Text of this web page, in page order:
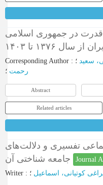
در جمهوری اسلامی
Corresponding Author : سعید
رحمت ؛
Abstract
Related articles
تفسیری و دلالت‌های
Journal
Writer : کوتیانی، اسماعیل ؛